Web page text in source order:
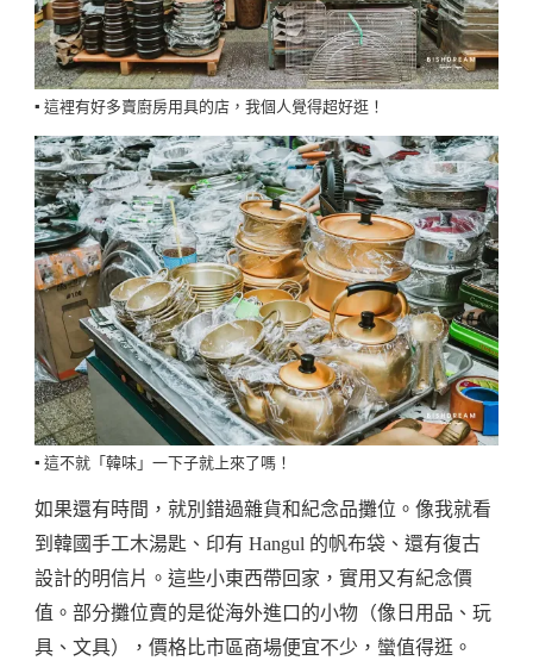
▪️ 這裡有好多賣廚房用具的店，我個人覺得超好逛！
▪️ 這不就「韓味」一下子就上來了嗎！
如果還有時間，就別錯過雜貨和紀念品攤位。像我就看
到韓國手工木湯匙、印有 Hangul 的帆布袋、還有復古
設計的明信片。這些小東西帶回家，實用又有紀念價
值。部分攤位賣的是從海外進口的小物（像日用品、玩
具、文具），價格比市區商場便宜不少，蠻值得逛。